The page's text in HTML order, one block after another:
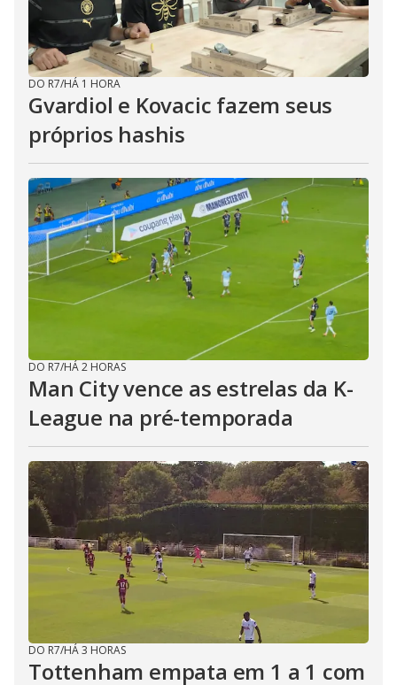
DO R7/HÁ 1 HORA
Gvardiol e Kovacic fazem seus
próprios hashis
DO R7/HÁ 2 HORAS
Man City vence as estrelas da K-
League na pré-temporada
DO R7/HÁ 3 HORAS
Tottenham empata em 1 a 1 com